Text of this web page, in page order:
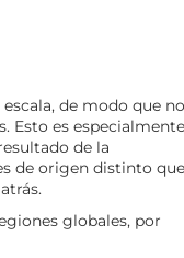
de modo que
Esto es especialmente
de la
de origen distinto
globales, por